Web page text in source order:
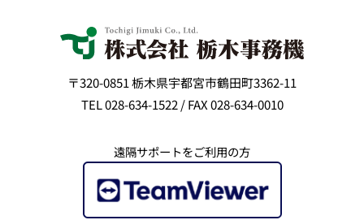
〒320-0851 栃木県宇都宮市鶴田町3362-11
TEL 028-634-1522 / FAX 028-634-0010
遠隔サポートをご利用の方